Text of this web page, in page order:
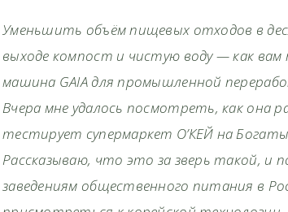
Уменьшить объём пищевых отходов в
выходе компост и чистую воду — как вам
машина GAIA для промышленной
Вчера мне удалось посмотреть, как она
тестирует супермаркет О’КЕЙ на
Рассказываю, что это за зверь такой, и
заведениям общественного питания в